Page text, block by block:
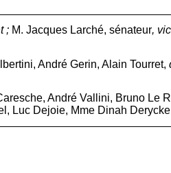
;M. Jacques Larché, sénateur,
André Gerin, Alain Tourret,
André Vallini, Bruno Le
Luc Dejoie, Mme Dinah